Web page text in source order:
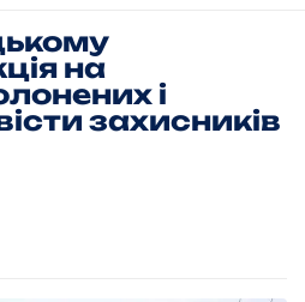
на
і
захисників